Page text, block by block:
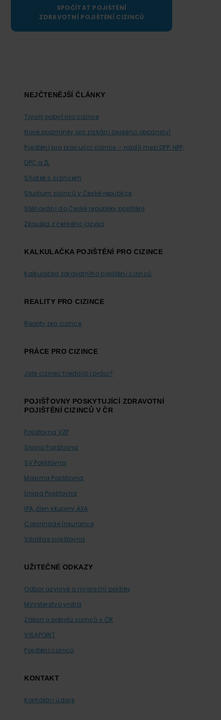
SPOČÍTAT POJIŠTĚNÍ
ZDRAVOTNÍ POJIŠTĚNÍ CIZINCŮ
FooterNEJČTENĚJŠÍ ČLÁNKY
Trvalý pobyt pro cizince
Nové podmínky pro získání českého občanství
Pojištění pro pracující cizince – rozdíl mezi DPP, HPP,
DPČ a ŽL
Sňatek s cizincem
Studium cizinců v České republice
Stěhování do České republiky pojištění
Zkouška z českého jazyka
KALKULAČKA POJIŠTĚNÍ PRO CIZINCE
Kalkulačka zdravotního pojištění cizinců
REALITY PRO CIZINCE
Reality pro cizince
PRÁCE PRO CIZINCE
Jste cizinec hledající práci?
POJIŠŤOVNY POSKYTUJÍCÍ ZDRAVOTNÍ
POJIŠTĚNÍ CIZINCŮ V ČR
Pojišťovna VZP
Slavia Pojišťovna
SV Pojišťovna
Maxima Pojišťovna
Uniqa Pojišťovna
IPA, člen skupiny AXA
Colonnade Insurance
Vitalitas pojišťovna
UŽITEČNÉ ODKAZY
Odbor azylové a migrační politiky
Ministerstvo vnitra
Zákon o pobytu cizinců v ČR
VISAPOINT
Pojištění cizinců
KONTAKT
Kontaktní údaje